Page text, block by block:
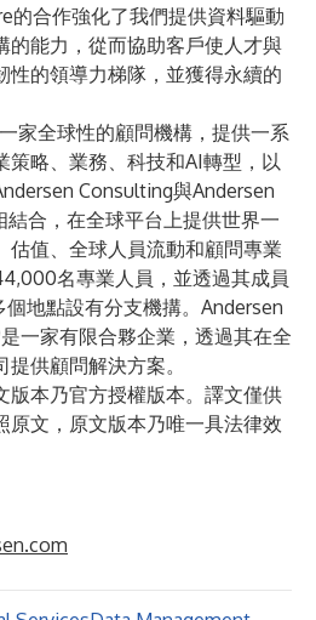
的合作強化了我們提供資料驅動
的能力，從而協助客戶使人才與
性的領導力梯隊，並獲得永續的
家全球性的顧問機構，提供一系
策略、業務、科技和AI轉型，以
Consulting與Andersen
結合，在全球平台上提供世界一
估值、全球人員流動和顧問專業
名專業人員，並透過其成員
地點設有分支機搆。Andersen
一家有限合夥企業，透過其在全
供顧問解決方案。
版本乃官方授權版本。譯文僅供
原文，原文版本乃唯一具法律效